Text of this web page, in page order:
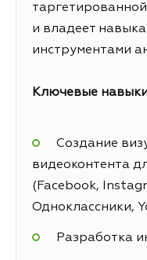
и владеет
инструментами
Ключевые
Создание
видеоконтента
(Facebook,
Одноклассники,
Разработка